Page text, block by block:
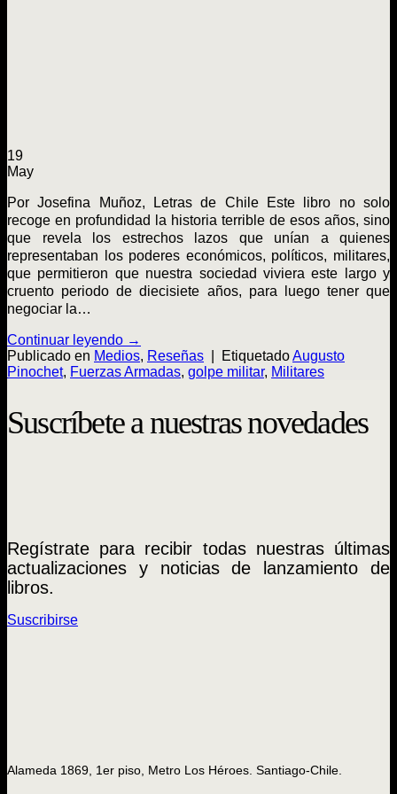
19
May
Por Josefina Muñoz, Letras de Chile Este libro no solo
recoge en profundidad la historia terrible de esos años, sino
que revela los estrechos lazos que unían a quienes
representaban los poderes económicos, políticos, militares,
que permitieron que nuestra sociedad viviera este largo y
cruento periodo de diecisiete años, para luego tener que
negociar la…
Continuar leyendo →
Publicado en Medios, Reseñas EtiquetadoAugusto
Pinochet, Fuerzas Armadas, golpe militar, Militares
Suscríbete a nuestras novedades
Regístrate para recibir todas nuestras últimas
actualizaciones y noticias de lanzamiento de
libros.
Suscribirse
Alameda 1869, 1er piso, Metro Los Héroes. Santiago-Chile.